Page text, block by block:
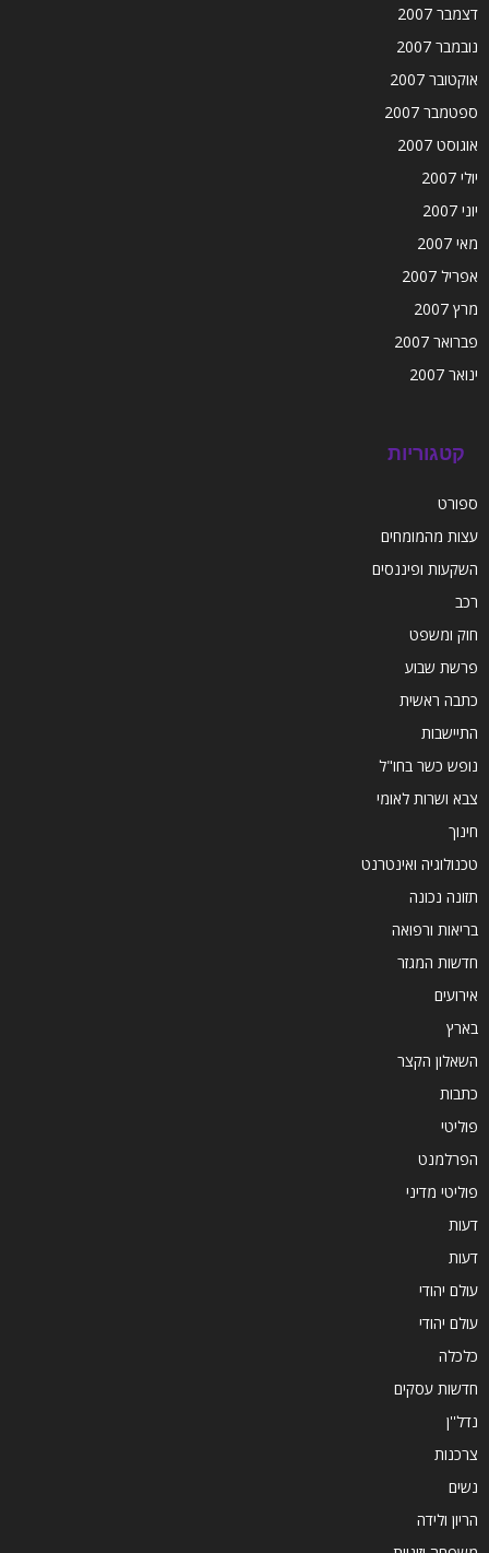
דצמבר 2007
נובמבר 2007
אוקטובר 2007
ספטמבר 2007
אוגוסט 2007
יולי 2007
יוני 2007
מאי 2007
אפריל 2007
מרץ 2007
פברואר 2007
ינואר 2007
קטגוריות
ספורט
עצות מהמומחים
השקעות ופיננסים
רכב
חוק ומשפט
פרשת שבוע
כתבה ראשית
התיישבות
נופש כשר בחו"ל
צבא ושרות לאומי
חינוך
טכנולוגיה ואינטרנט
תזונה נכונה
בריאות ורפואה
חדשות המגזר
אירועים
בארץ
השאלון הקצר
כתבות
פוליטי
הפרלמנט
פוליטי מדיני
דעות
דעות
עולם יהודי
עולם יהודי
כלכלה
חדשות עסקים
נדל''ן
צרכנות
נשים
הריון ולידה